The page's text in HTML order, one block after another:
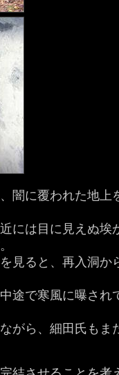
闇に覆われた地上
には目に見えぬ埃
見ると、再入洞か
途で寒風に曝され
がら、細田氏もま